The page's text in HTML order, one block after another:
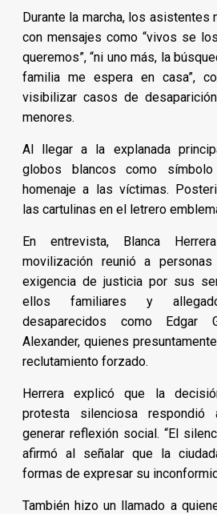
Durante la marcha, los asistentes
con mensajes como “vivos se
queremos”, “ni uno más, la
familia me espera en casa”,
visibilizar casos de
menores.
Al llegar a la explanada
globos blancos como
homenaje a las víctimas.
las cartulinas en el letrero
En entrevista, Blanca
movilización reunió a
exigencia de justicia por sus
ellos familiares y
desaparecidos como Edgar
Alexander, quienes
reclutamiento forzado.
Herrera explicó que la
protesta silenciosa
generar reflexión social. “El
afirmó al señalar que la
formas de expresar su
También hizo un llamado a